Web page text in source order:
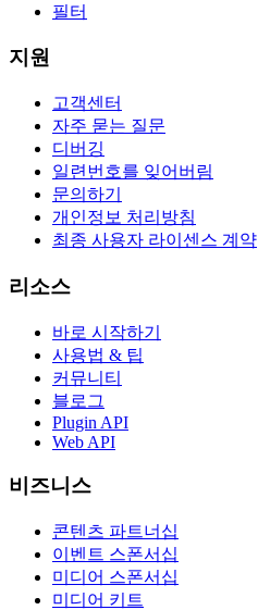
필터
지원
고객센터
자주 묻는 질문
디버깅
일련번호를 잊어버림
문의하기
개인정보 처리방침
최종 사용자 라이센스 계약
리소스
바로 시작하기
사용법 & 팁
커뮤니티
블로그
Plugin API
Web API
비즈니스
콘텐츠 파트너십
이벤트 스폰서십
미디어 스폰서십
미디어 키트